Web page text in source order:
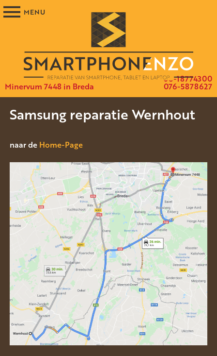
Minervum 7448 in Breda 076-5878627
06-18774300
Samsung reparatie Wernhout
naar de Home-Page